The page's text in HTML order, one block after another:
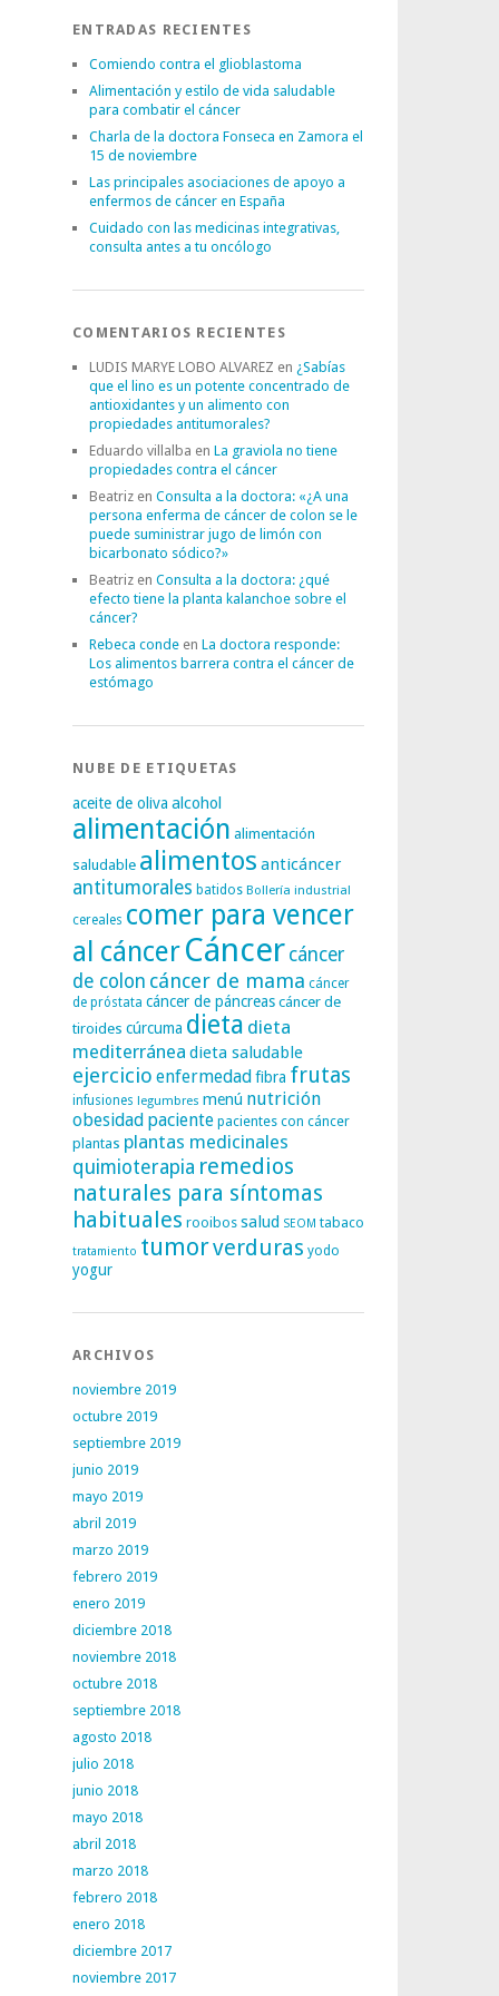
ENTRADAS RECIENTES
Comiendo contra el glioblastoma
Alimentación y estilo de vida saludable
para combatir el cáncer
Charla de la doctora Fonseca en Zamora el
15 de noviembre
Las principales asociaciones de apoyo a
enfermos de cáncer en España
Cuidado con las medicinas integrativas,
consulta antes a tu oncólogo
COMENTARIOS RECIENTES
LUDIS MARYE LOBO ALVAREZ en ¿Sabías
que el lino es un potente concentrado de
antioxidantes y un alimento con
propiedades antitumorales?
Eduardo villalba en La graviola no tiene
propiedades contra el cáncer
Beatriz en Consulta a la doctora: «¿A una
persona enferma de cáncer de colon se le
puede suministrar jugo de limón con
bicarbonato sódico?»
Beatriz en Consulta a la doctora: ¿qué
efecto tiene la planta kalanchoe sobre el
cáncer?
Rebeca conde en La doctora responde:
Los alimentos barrera contra el cáncer de
estómago
NUBE DE ETIQUETAS
aceite de oliva alcohol
alimentación alimentación
saludable alimentos anticáncer
antitumorales batidos Bollería industrial
cereales comer para vencer
al cáncerCáncer cáncer
de colon cáncer de mama cáncer
de próstata cáncer de páncreascáncer de
tiroides cúrcuma dieta dieta
mediterránea dieta saludable
ejercicio enfermedadfibra frutas
infusiones legumbres menú nutrición
obesidad paciente pacientes con cáncer
plantas plantas medicinales
quimioterapia remedios
naturales para síntomas
habituales rooibos salud SEOM tabaco
tratamiento tumorverduras yodo
yogur
ARCHIVOS
noviembre 2019
octubre 2019
septiembre 2019
junio 2019
mayo 2019
abril 2019
marzo 2019
febrero 2019
enero 2019
diciembre 2018
noviembre 2018
octubre 2018
septiembre 2018
agosto 2018
julio 2018
junio 2018
mayo 2018
abril 2018
marzo 2018
febrero 2018
enero 2018
diciembre 2017
noviembre 2017